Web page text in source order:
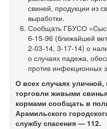
свиней, продукции из
выработки.
Сообщать ГБУСО
6-15-96 (ближайшей
2-03-14, 3-17-14) о
о случаях падежа,
против инфекционных
О всех случаях
торговли живыми
кормами сообщать в
Арамильского
службу спасения — 112.